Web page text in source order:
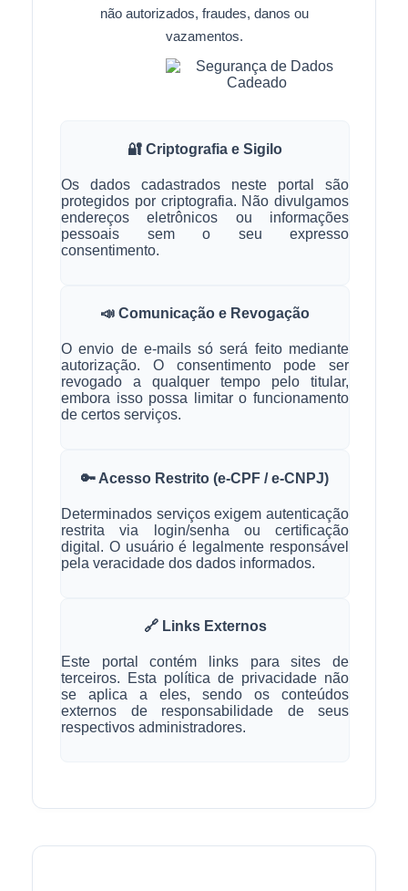
não autorizados, fraudes, danos ou
vazamentos.
🔐 Criptografia e Sigilo
Os dados cadastrados neste portal são
protegidos por criptografia. Não divulgamos
endereços eletrônicos ou informações
pessoais sem o seu expresso
consentimento.
📣 Comunicação e Revogação
O envio de e-mails só será feito mediante
autorização. O consentimento pode ser
revogado a qualquer tempo pelo titular,
embora isso possa limitar o funcionamento
de certos serviços.
🔑 Acesso Restrito (e-CPF / e-CNPJ)
Determinados serviços exigem autenticação
restrita via login/senha ou certificação
digital. O usuário é legalmente responsável
pela veracidade dos dados informados.
🔗 Links Externos
Este portal contém links para sites de
terceiros. Esta política de privacidade não
se aplica a eles, sendo os conteúdos
externos de responsabilidade de seus
respectivos administradores.